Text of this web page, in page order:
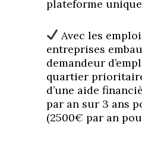
plateforme
Avec les
entreprises
demandeur
quartier
d’une aide
par an sur 3 ans
(2500€ par an